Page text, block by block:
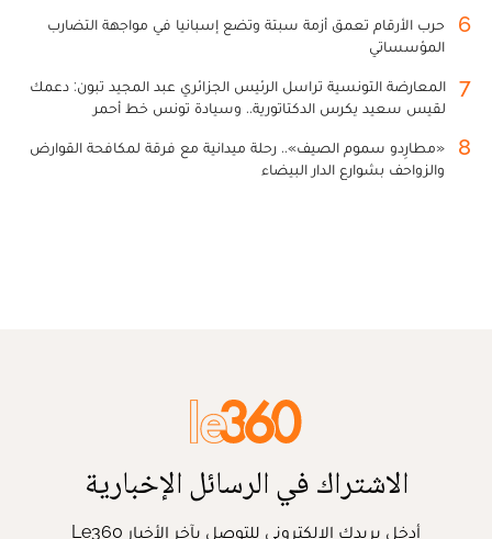
6
حرب الأرقام تعمق أزمة سبتة وتضع إسبانيا في مواجهة التضارب
المؤسساتي
7
المعارضة التونسية تراسل الرئيس الجزائري عبد المجيد تبون: دعمك
لقيس سعيد يكرس الدكتاتورية.. وسيادة تونس خط أحمر
8
«مطارِدو سموم الصيف».. رحلة ميدانية مع فرقة لمكافحة القوارض
والزواحف بشوارع الدار البيضاء
الاشتراك في الرسائل الإخبارية
أدخل بريدك الإلكتروني للتوصل بآخر الأخبار Le360